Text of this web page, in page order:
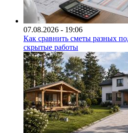
07.08.2026 - 19:06
Как сравнить сметы разных
скрытые работы